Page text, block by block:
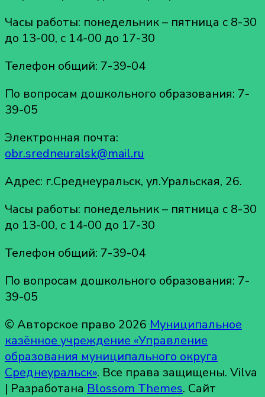
Часы работы: понедельник – пятница с 8-30
до 13-00, с 14-00 до 17-30
Телефон общий: 7-39-04
По вопросам дошкольного образования: 7-
39-05
Электронная почта:
obr.sredneuralsk@mail.ru
Адрес: г.Среднеуральск, ул.Уральская, 26.
Часы работы: понедельник – пятница с 8-30
до 13-00, с 14-00 до 17-30
Телефон общий: 7-39-04
По вопросам дошкольного образования: 7-
39-05
© Авторское право 2026 Муниципальное
казённое учреждение «Управление
образования муниципального округа
Среднеуральск». Все права защищены. Vilva
| Разработана Blossom Themes. Сайт